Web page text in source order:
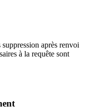
après renvoi
à la requête sont